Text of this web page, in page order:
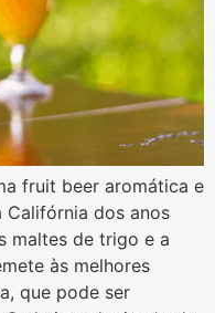
fruit beer aromática e
Califórnia dos anos
maltes de trigo e a
às melhores
que pode ser